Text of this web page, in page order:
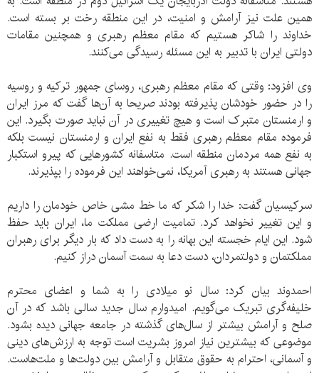
همین علت نیز آرامش و امنیت، در این منطقه رخت بر بسته است.
خداوند را شاکر هستیم که مقام معظم رهبری و همچنین مقامات
دولتی ایران با تدبیر به این مسئله رسیدگی می‌کنند.
وی افزود: وقتی که مقام معظم رهبری، روسای جمهور ترکیه و روسیه
را در حضور خودشان پذیرفته بودند صریحا به آن‌ها گفت که مرز ایران
و ارمنستان متبرک است و هیچ تغییری در آن نباید صورت بگیرد. این
فرموده مقام معظم رهبری فقط به نفع ایران و ارمنستان نیست بلکه
به نفع همه مردمان منطقه است. متاسفانه کشورهایی که پیرو استکبار
جهانی هستند به رهبری آمریکا، نمی‌خواهند این فرموده را بپذیرند.
سرکیسیان گفت: خدا را شکر که ما خط مشی خاص خودمان را داریم
و این تغییر نخواهد کرد. تمامیت ارضی مملکت ما، ایران باید حفظ
شود. این ایام خجسته این بهانه را به دست داد که بار دیگر برای رهبران
مملکتمان و دولتمردان، دست دعا به سمت آسمان دراز کنیم.
احمدوند بیان کرد: سال نو میلادی را به شما و اعضای محترم
خلیفه‌گری تبریک می‌گویم. امیدوارم سال جدید سالی باشد که در آن
صلح و آرامش بیشتر از سال‌های گذشته در جامعه جهانی دیده بشود.
موضوعی که بیشترین نیاز امروز بشریت است توجه به ارزش‌های دینی
و آسمانی، احترام به حقوق متقابل و آرامش بین دولت‌ها و ملت‌هاست.